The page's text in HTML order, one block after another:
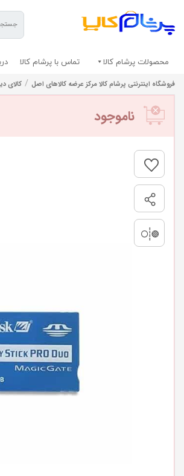
محصولات پرشام کالا تماس با پرشام کالا
فروشگاه اینترنتی پرشام کالا مرکز عرضه کالاهای اصل / کالای
ناموجود